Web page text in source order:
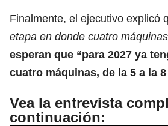
Finalmente, el ejecutivo explicó
etapa en donde cuatro
esperan que “para 2027 ya
cuatro máquinas, de la 5 a la
Vea la entrevista
continuación: